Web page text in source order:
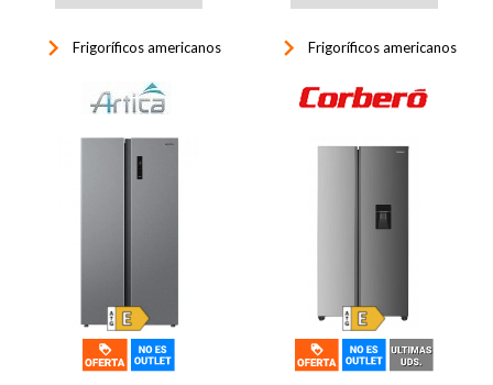
keyboard_arrow_right Frigoríficos americanos keyboard_arrow_right Frigoríficos americanos